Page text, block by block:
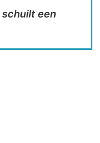
schuilt een